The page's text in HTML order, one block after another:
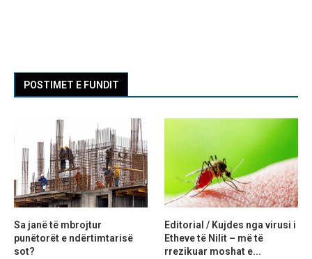
POSTIMET E FUNDIT
Sa janë të mbrojtur
punëtorët e ndërtimtarisë
sot?
Editorial / Kujdes nga virusi i
Etheve të Nilit – më të
rrezikuar moshat e...